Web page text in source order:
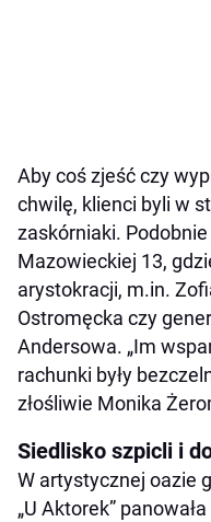
Aby coś zjeść czy
chwilę, klienci byli w
zaskórniaki.
Mazowieckiej 13,
arystokracji, m.in.
Ostromęcka czy
Andersowa. „Im
rachunki były
złośliwie Monika
Siedlisko szpicli i
W artystycznej oazie
„U Aktorek”